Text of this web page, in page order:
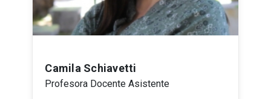
Camila Schiavetti
Profesora Docente Asistente